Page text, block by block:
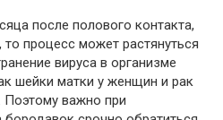
после полового контакта,
процесс может растянуться
вируса в организме
шейки матки у женщин и рак
Поэтому важно при